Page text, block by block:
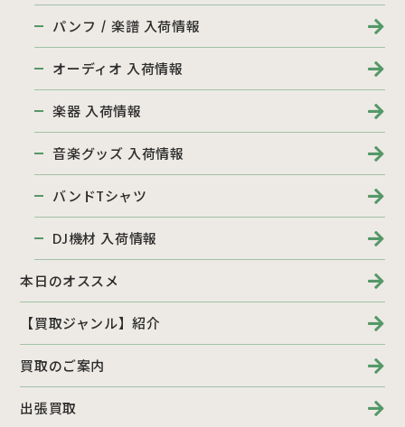
パンフ / 楽譜 入荷情報
オーディオ 入荷情報
楽器 入荷情報
音楽グッズ 入荷情報
バンドTシャツ
DJ機材 入荷情報
本日のオススメ
【買取ジャンル】紹介
買取のご案内
出張買取